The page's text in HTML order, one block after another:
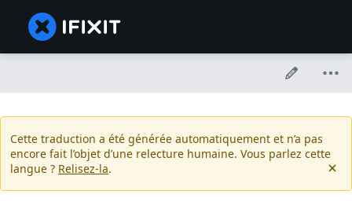
Cette traduction a été générée automatiquement et n’a pas
encore fait l’objet d’une relecture humaine. Vous parlez cette
langue ? Relisez-la.